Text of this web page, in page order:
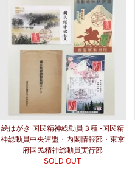
絵はがき 国民精神総動員３種 -国民精
神総動員中央連盟・内閣情報部・東京
府国民精神総動員実行部
SOLD OUT